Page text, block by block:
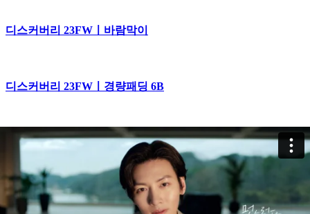
디스커버리 23FWㅣ바람막이
디스커버리 23FWㅣ경량패딩 6B
디스커버리 23FWㅣ경량패딩 6A
디스커버리 23FWㅣ베르텍스 자켓과 함께 시작된 공유의 가